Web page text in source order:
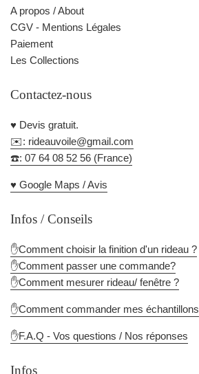
A propos / About
CGV - Mentions Légales
Paiement
Les Collections
Contactez-nous
♥️ Devis gratuit.
✉️: rideauvoile@gmail.com
☎️: 07 64 08 52 56 (France)
♥️ Google Maps / Avis
Infos / Conseils
✋Comment choisir la finition d'un rideau ?
✋Comment passer une commande?
✋Comment mesurer rideau/ fenêtre ?
✋Comment commander mes échantillons
✋F.A.Q - Vos questions / Nos réponses
Infos